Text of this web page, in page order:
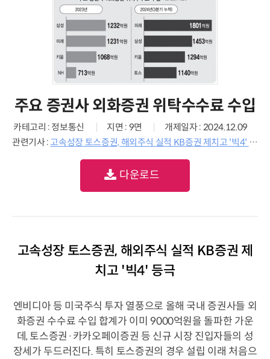
주요 증권사 외화증권 위탁수수료 수입
카테고리 : 정보통신 지면 : 9면
개제일자 : 2024.12.09
관련기사 :고속성장 토스증권, 해외주식 실적 KB증권 제치고 '빅4' 등극
다운로드
고속성장 토스증권, 해외주식 실적 KB증권 제
치고 '빅4' 등극
엔비디아 등 미국주식 투자 열풍으로 올해 국내 증권사들 외
화증권 수수료 수입 합계가 이미 9000억원을 돌파한 가운
데, 토스증권·카카오페이증권 등 신규 시장 진입자들의 성
장세가 두드러진다. 특히 토스증권의 경우 설립 이래 처음으